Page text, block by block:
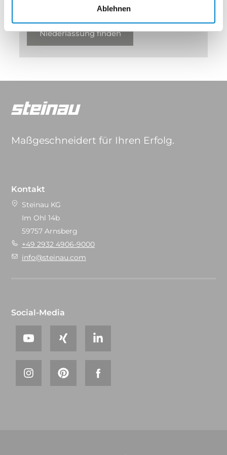
Ablehnen
Niederlassung finden
Maßgeschneidert für Ihren Erfolg.
Kontakt
Steinau KG
Im Ohl 14b
59757 Arnsberg
+49 2932 4906-9000
info@steinau.com
Social-Media